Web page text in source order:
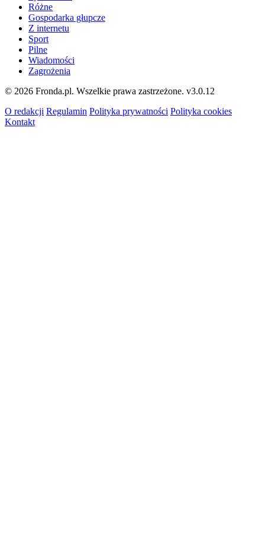
Różne
Gospodarka głupcze
Z internetu
Sport
Pilne
Wiadomości
Zagrożenia
© 2026 Fronda.pl. Wszelkie prawa zastrzeżone. v3.0.12
O redakcji Regulamin Polityka prywatności Polityka cookies
Kontakt